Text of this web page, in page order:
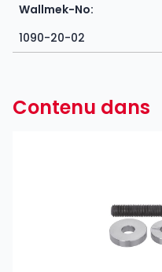
Wallmek-No:
1090-20-02
Contenu dans